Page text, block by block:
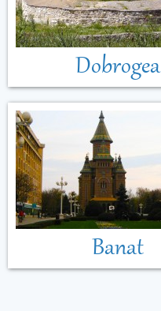
Dobrogea
Banat